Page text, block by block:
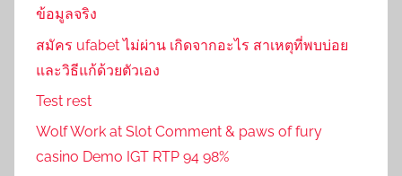
ข้อมูลจริง
สมัคร ufabet ไม่ผ่าน เกิดจากอะไร สาเหตุที่พบบ่อย
และวิธีแก้ด้วยตัวเอง
Test rest
Wolf Work at Slot Comment & paws of fury
casino Demo IGT RTP 94 98%